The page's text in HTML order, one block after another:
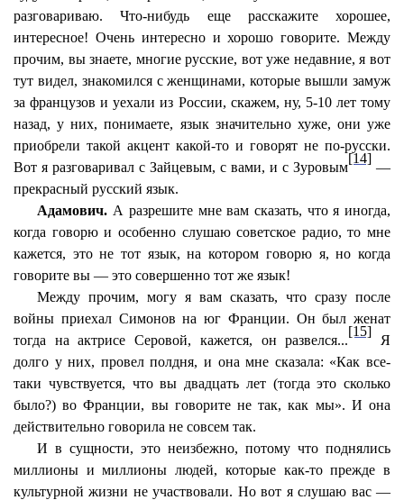
разговариваю. Что-нибудь еще расскажите хорошее,
интересное! Очень интересно и хорошо говорите. Между
прочим, вы знаете, многие русские, вот уже недавние, я вот
тут видел, знакомился с женщинами, которые вышли замуж
за французов и уехали из России, скажем, ну, 5-10 лет тому
назад, у них, понимаете, язык значительно хуже, они уже
приобрели такой акцент какой-то и говорят не по-русски.
Вот я разговаривал с Зайцевым, с вами, и с Зуровым
[14]
—
прекрасный русский язык.
Адамович. А разрешите мне вам сказать, что я иногда,
когда говорю и особенно слушаю советское радио, то мне
кажется, это не тот язык, на котором говорю я, но когда
говорите вы — это совершенно тот же язык!
Между прочим, могу я вам сказать, что сразу после
войны приехал Симонов на юг Франции. Он был женат
тогда на актрисе Серовой, кажется, он развелся...
[15]
Я
долго у них, провел полдня, и она мне сказала: «Как все-
таки чувствуется, что вы двадцать лет (тогда это сколько
было?) во Франции, вы говорите не так, как мы». И она
действительно говорила не совсем так.
И в сущности, это неизбежно, потому что поднялись
миллионы и миллионы людей, которые как-то прежде в
культурной жизни не участвовали. Но вот я слушаю вас —